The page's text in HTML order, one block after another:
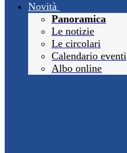
Novità
Panoramica
Le notizie
Le circolari
Calendario eventi
Albo online